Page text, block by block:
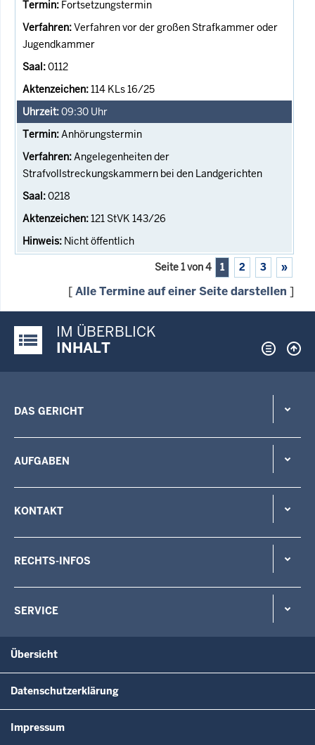
Fortsetzungstermin
Verfahren vor der großen Strafkammer oder
Jugendkammer
0112
114 KLs 16/25
09:30 Uhr
Anhörungstermin
Angelegenheiten der
Strafvollstreckungskammern bei den Landgerichten
0218
121 StVK 143/26
Nicht öffentlich
Seite 1 von 4 1 2 3 »
[Alle Termine auf einer Seite darstellen ]
Justiz-Portal im Überblick:
IM ÜBERBLICK
INHALT
DAS GERICHT
AUFGABEN
KONTAKT
RECHTS-INFOS
SERVICE
Übersicht
Datenschutzerklärung
Impressum